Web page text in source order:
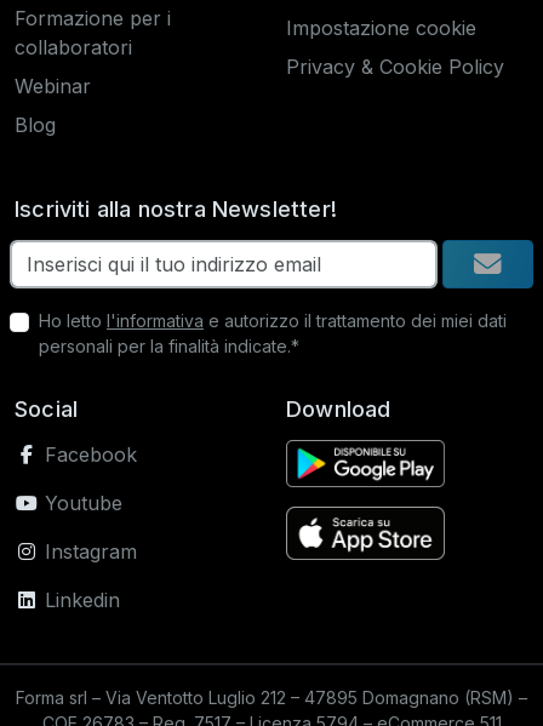
Formazione per i
collaboratori
Webinar
Blog
Impostazione cookie
Privacy & Cookie Policy
Iscriviti alla nostra Newsletter!
Ho letto l'informativa e autorizzo il trattamento dei miei dati
personali per la finalità indicate.*
Social
Facebook
Youtube
Instagram
Linkedin
Download
Forma srl – Via Ventotto Luglio 212 – 47895 Domagnano (RSM) –